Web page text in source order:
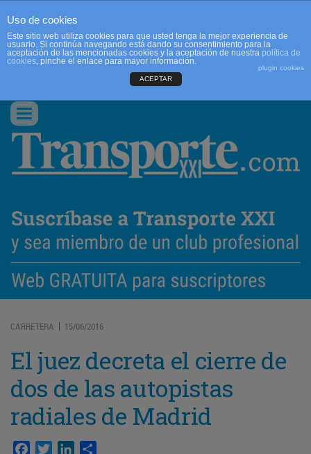
CONTACTO
Conmutar
navegación
CARRETERA | 15/06/2016
El juez decreta el cierre de
dos de las autopistas
radiales de Madrid
Facebook
TwitterLinkedIn
Uso de cookies
Este sitio web utiliza cookies para que usted tenga la mejor experiencia de
usuario. Si continúa navegando está dando su consentimiento para la
aceptación de las mencionadas cookies y la aceptación de nuestra política de
cookies, pinche el enlace para mayor información.
plugin cookies
ACEPTAR